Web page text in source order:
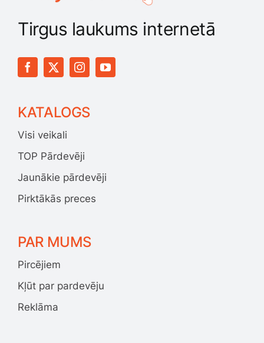
Tirgus laukums internetā
KATALOGS
Visi veikali
TOP Pārdevēji
Jaunākie pārdevēji
Pirktākās preces
PAR MUMS
Pircējiem
Kļūt par pardevēju
Reklāma